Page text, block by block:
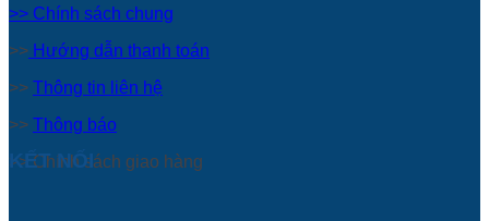
>> Chính sách chung
>> Hướng dẫn thanh toán
>> Thông tin liên hệ
>> Thông báo
>> Chính sách giao hàng
KẾT NỐI